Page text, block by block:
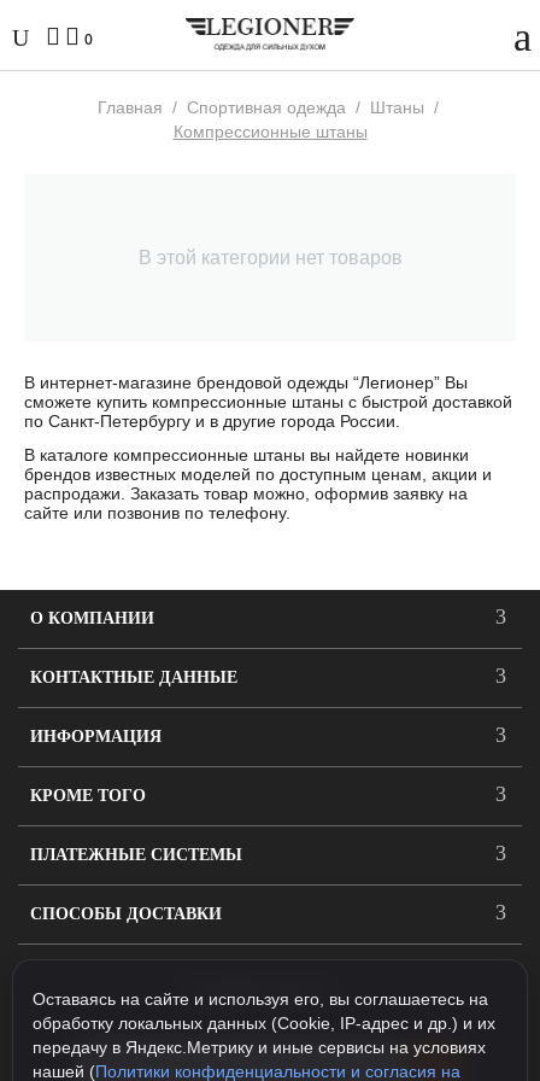
0
Главная / Спортивная одежда / Штаны /
Компрессионные штаны
В этой категории нет товаров
В интернет-магазине брендовой одежды “Легионер” Вы
сможете купить компрессионные штаны с быстрой доставкой
по Санкт-Петербургу и в другие города России.
В каталоге компрессионные штаны вы найдете новинки
брендов известных моделей по доступным ценам, акции и
распродажи. Заказать товар можно, оформив заявку на
сайте или позвонив по телефону.
О КОМПАНИИ
КОНТАКТНЫЕ ДАННЫЕ
ИНФОРМАЦИЯ
КРОМЕ ТОГО
ПЛАТЕЖНЫЕ СИСТЕМЫ
СПОСОБЫ ДОСТАВКИ
Оставаясь на сайте и используя его, вы соглашаетесь на
обработку локальных данных (Cookie, IP-адрес и др.) и их
передачу в Яндекс.Метрику и иные сервисы на условиях
нашей (Политики конфиденциальности и согласия на